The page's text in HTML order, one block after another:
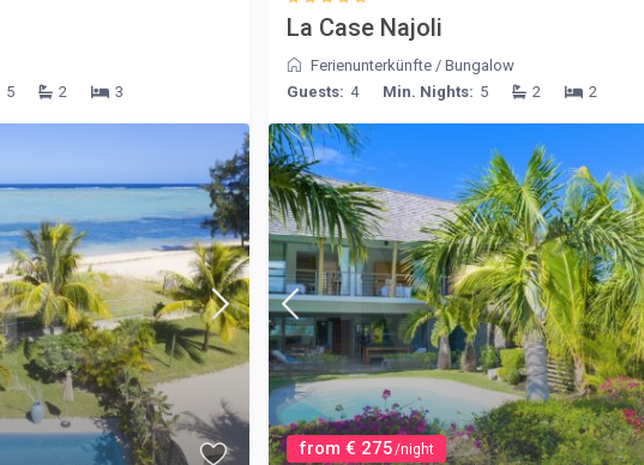
5 2 3
La Case Najoli
Ferienunterkünfte /Bungalow
Guests: 4 Min. Nights: 5 2 2
from € 275/night